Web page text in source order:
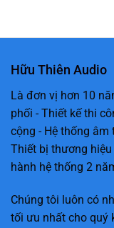
Hữu Thiên Audio
Là đơn vị hơn 10
phối - Thiết kế thi
cộng - Hệ thống
Thiết bị thương hiệu
hành hệ thống 2
Chúng tôi luôn có
tối ưu nhất cho quý